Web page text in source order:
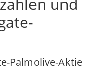
Palmolive-Aktie